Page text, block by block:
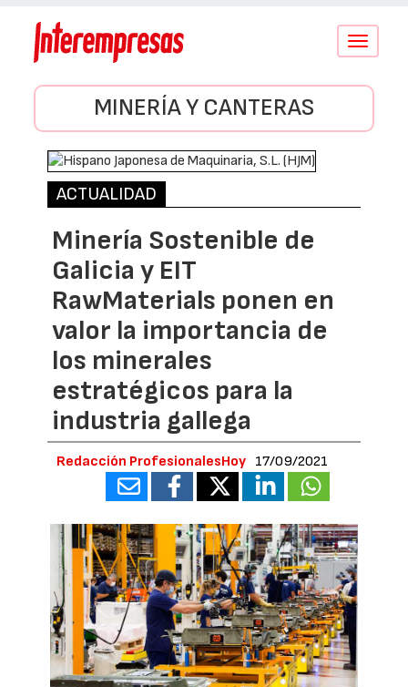
Conmutar
MINERÍA Y CANTERAS
ACTUALIDAD
Minería Sostenible de
Galicia y EIT
RawMaterials ponen en
valor la importancia de
los minerales
estratégicos para la
industria gallega
Redacción ProfesionalesHoy 17/09/2021